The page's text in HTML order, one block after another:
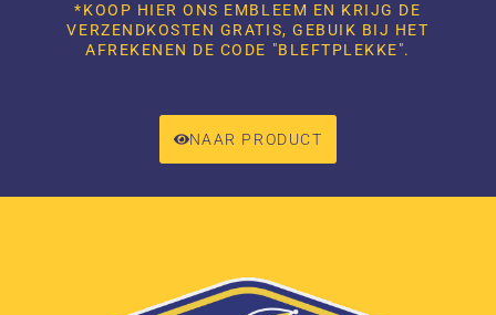
*KOOP HIER ONS EMBLEEM EN KRIJG DE
VERZENDKOSTEN GRATIS, GEBUIK BIJ HET
AFREKENEN DE CODE "BLEFTPLEKKE".
NAAR PRODUCT